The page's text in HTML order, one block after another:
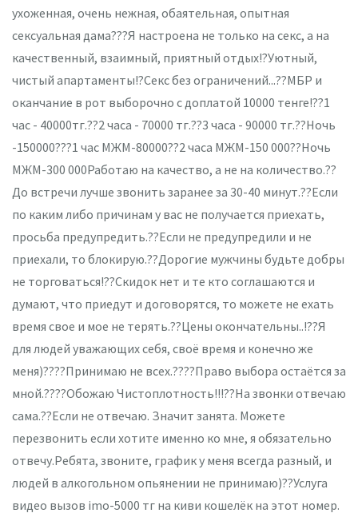
ухоженная, очень нежная, обаятельная, опытная
сексуальная дама???Я настроена не только на секс, а на
качественный, взаимный, приятный отдых!?Уютный,
чистый апартаменты!?Секс без ограничений...??МБР и
оканчание в рот выборочно с доплатой 10000 тенге!??1
час - 40000тг.??2 часа - 70000 тг.??3 часа - 90000 тг.??Ночь
-150000???1 час МЖМ-80000??2 часа МЖМ-150 000??Ночь
МЖМ-300 000Работаю на качество, а не на количество.??
До встречи лучше звонить заранее за 30-40 минут.??Если
по каким либо причинам у вас не получается приехать,
просьба предупредить.??Если не предупредили и не
приехали, то блокирую.??Дорогие мужчины будьте добры
не торговаться!??Скидок нет и те кто соглашаются и
думают, что приедут и договорятся, то можете не ехать
время свое и мое не терять.??Цены окончательны..!??Я
для людей уважающих себя, своё время и конечно же
меня)????Принимаю не всех.????Право выбора остаётся за
мной.????Обожаю Чистоплотность!!!??На звонки отвечаю
сама.??Если не отвечаю. Значит занята. Можете
перезвонить если хотите именно ко мне, я обязательно
отвечу.Ребята, звоните, график у меня всегда разный, и
людей в алкогольном опьянении не принимаю)??Услуга
видео вызов imo-5000 тг на киви кошелёк на этот номер.